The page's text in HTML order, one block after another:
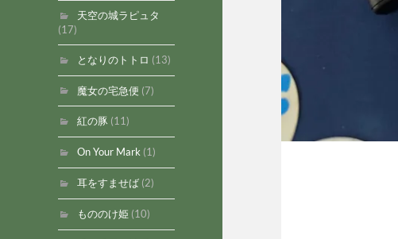
天空の城ラピュタ
(17)
となりのトトロ (13)
魔女の宅急便 (7)
紅の豚(11)
On Your Mark(1)
耳をすませば(2)
もののけ姫 (10)